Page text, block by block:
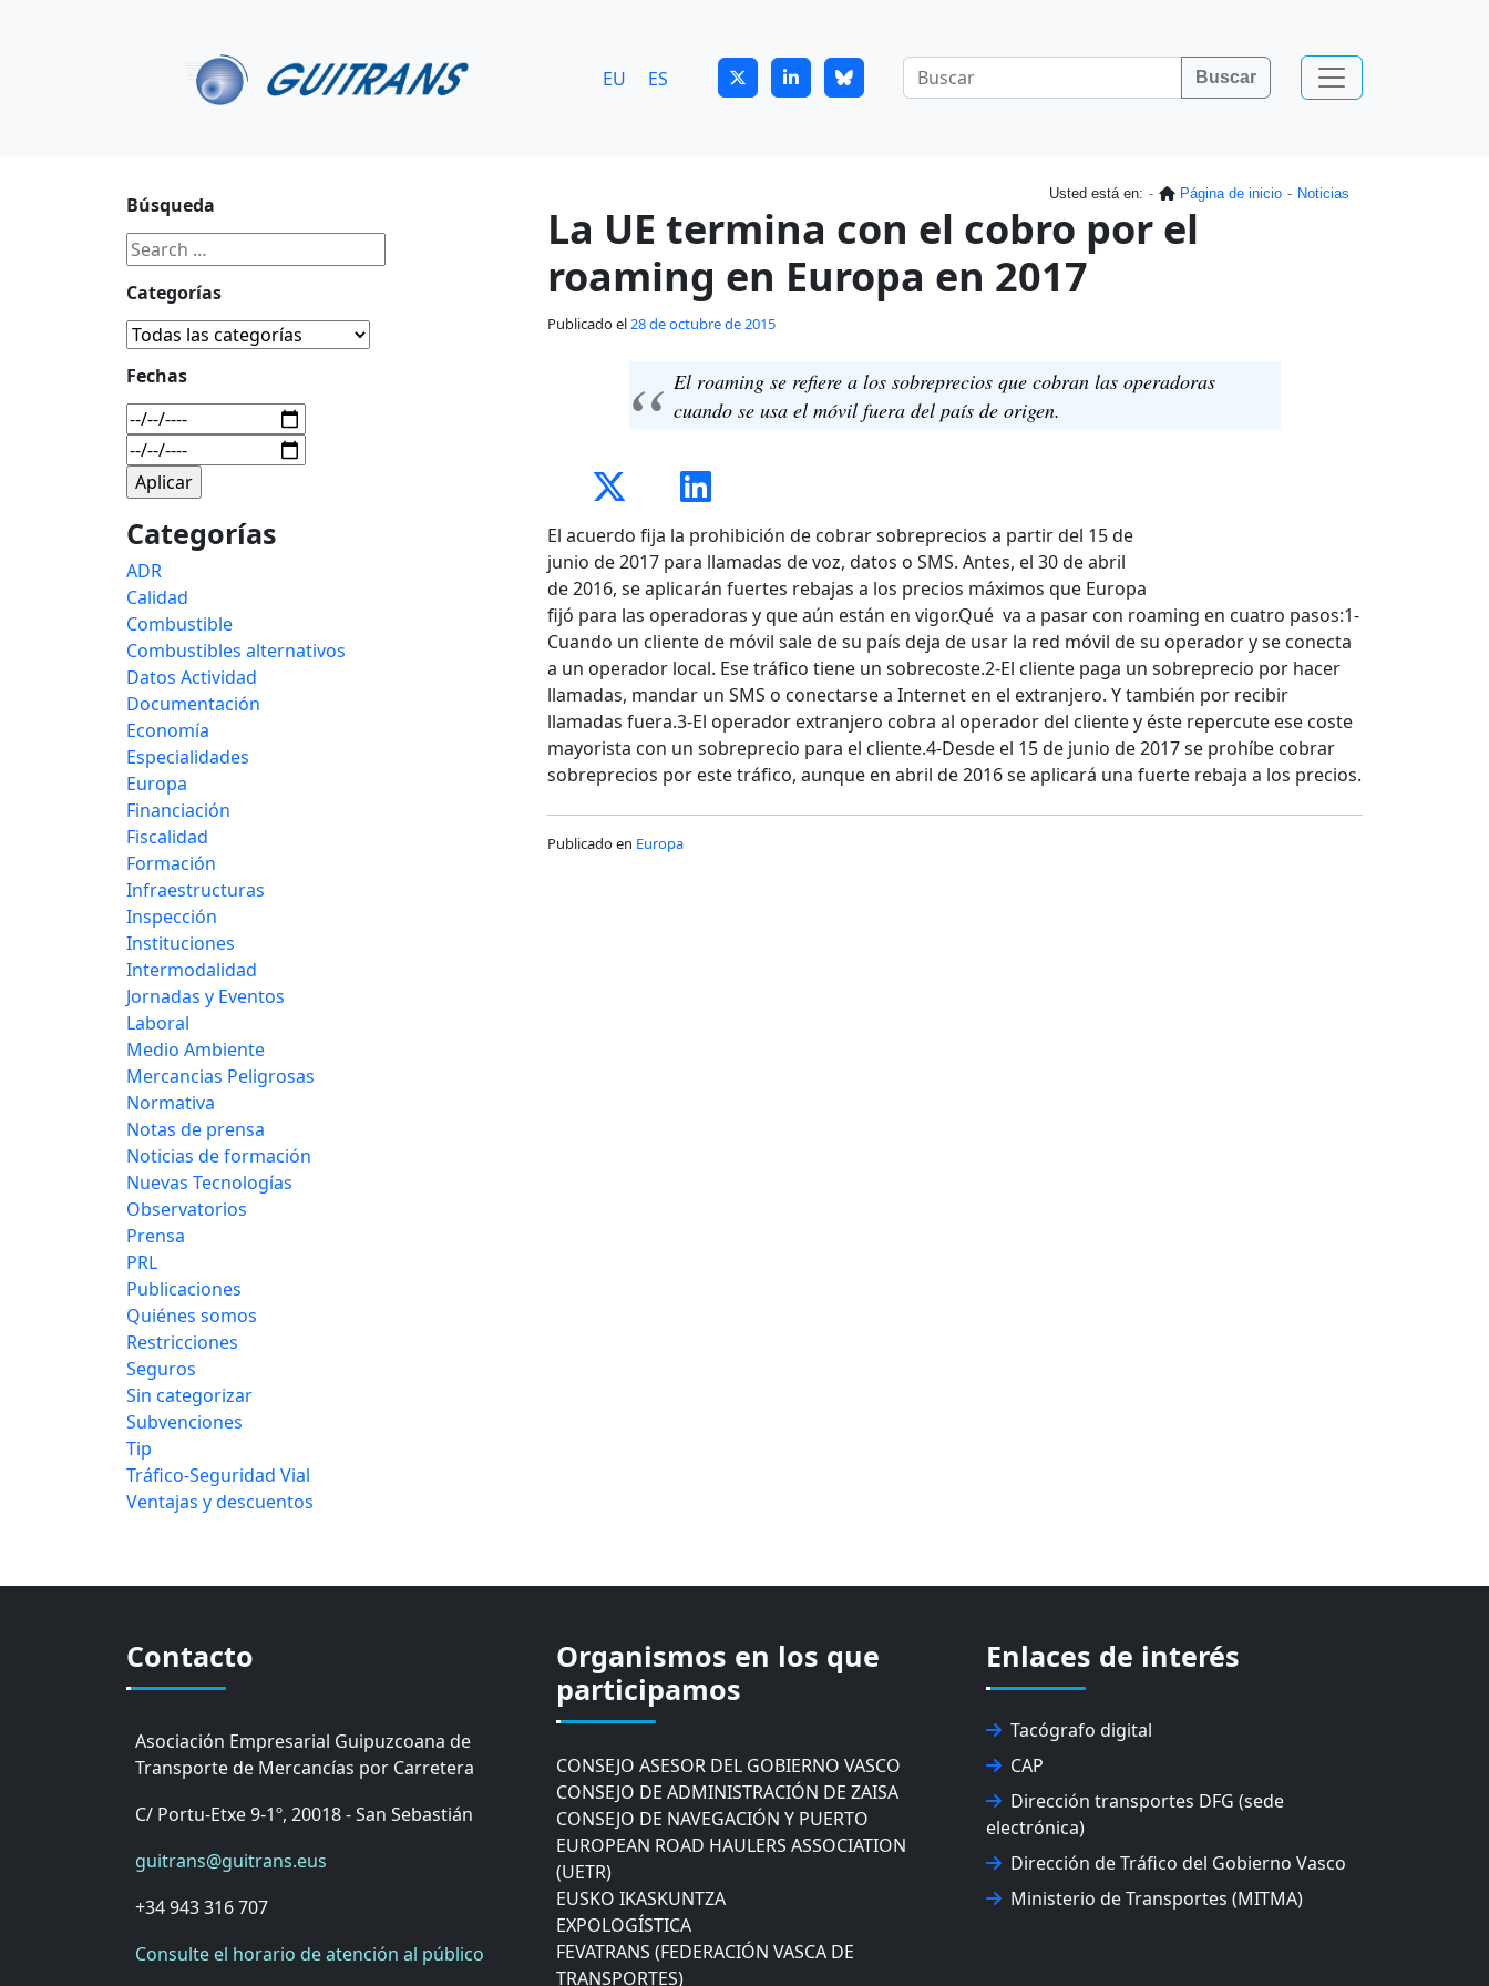
EU ES Buscar
Usted está en: Página de inicio Noticias
La UE termina con el cobro por el
roaming en Europa en 2017
Publicado el28 de octubre de 2015
El roaming se refiere a los sobreprecios que cobran las operadoras
cuando se usa el móvil fuera del país de origen.
El acuerdo fija la prohibición de cobrar sobreprecios a partir del 15 de
junio de 2017 para llamadas de voz, datos o SMS. Antes, el 30 de abril
de 2016, se aplicarán fuertes rebajas a los precios máximos que Europa
fijó para las operadoras y que aún están en vigor.Qué va a pasar con roaming en cuatro pasos:1-
Cuando un cliente de móvil sale de su país deja de usar la red móvil de su operador y se conecta
a un operador local. Ese tráfico tiene un sobrecoste.2-El cliente paga un sobreprecio por hacer
llamadas, mandar un SMS o conectarse a Internet en el extranjero. Y también por recibir
llamadas fuera.3-El operador extranjero cobra al operador del cliente y éste repercute ese coste
mayorista con un sobreprecio para el cliente.4-Desde el 15 de junio de 2017 se prohíbe cobrar
sobreprecios por este tráfico, aunque en abril de 2016 se aplicará una fuerte rebaja a los precios.
Publicado en Europa
Búsqueda
Categorías
Fechas
Categorías
ADR
Calidad
Combustible
Combustibles alternativos
Datos Actividad
Documentación
Economía
Especialidades
Europa
Financiación
Fiscalidad
Formación
Infraestructuras
Inspección
Instituciones
Intermodalidad
Jornadas y Eventos
Laboral
Medio Ambiente
Mercancias Peligrosas
Normativa
Notas de prensa
Noticias de formación
Nuevas Tecnologías
Observatorios
Prensa
PRL
Publicaciones
Quiénes somos
Restricciones
Seguros
Sin categorizar
Subvenciones
Tip
Tráfico-Seguridad Vial
Ventajas y descuentos
Contacto
Asociación Empresarial Guipuzcoana de
Transporte de Mercancías por Carretera
C/ Portu-Etxe 9-1º, 20018 - San Sebastián
guitrans@guitrans.eus
+34 943 316 707
Consulte el horario de atención al público
Organismos en los que
participamos
CÁMARA DE COMERCIO DE GIPUZKOA
COMISIÓN ASESORA DE MOVILIDAD DEL
AYUNTAMIENTO DE DONOSTIA
COMITÉ DE INSPECCION DE GIPUZKOA
CONSEJO ASESOR DEL GOBIERNO VASCO
CONSEJO DE ADMINISTRACIÓN DE ZAISA
CONSEJO DE NAVEGACIÓN Y PUERTO
EUROPEAN ROAD HAULERS ASSOCIATION
(UETR)
EUSKO IKASKUNTZA
EXPOLOGÍSTICA
FEVATRANS (FEDERACIÓN VASCA DE
TRANSPORTES)
Enlaces de interés
Tacógrafo digital
CAP
Dirección transportes DFG (sede
electrónica)
Dirección de Tráfico del Gobierno Vasco
Ministerio de Transportes (MITMA)